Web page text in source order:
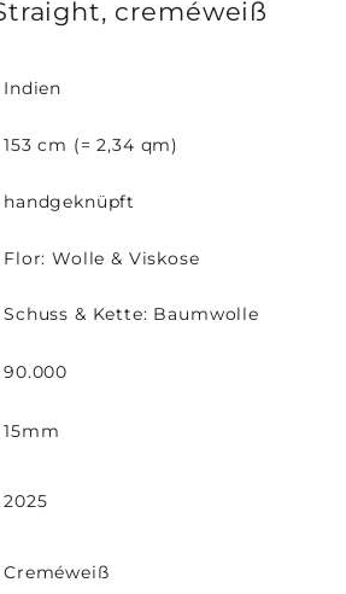
creméweiß
Indien
153 cm (= 2,34 qm)
handgeknüpft
Flor: Wolle & Viskose
Schuss & Kette: Baumwolle
90.000
15mm
2025
Creméweiß